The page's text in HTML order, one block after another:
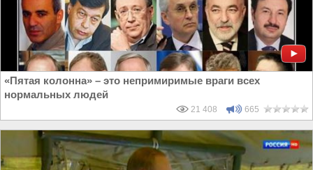
«Пятая колонна» – это непримиримые враги всех
нормальных людей
21 408 665